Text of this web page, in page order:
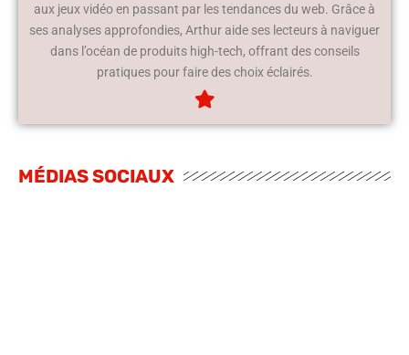
aux jeux vidéo en passant par les tendances du web. Grâce à
ses analyses approfondies, Arthur aide ses lecteurs à naviguer
dans l’océan de produits high-tech, offrant des conseils
pratiques pour faire des choix éclairés.
MÉDIAS SOCIAUX